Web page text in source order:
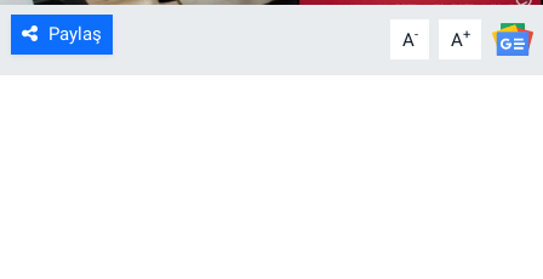
Paylaş A- A+